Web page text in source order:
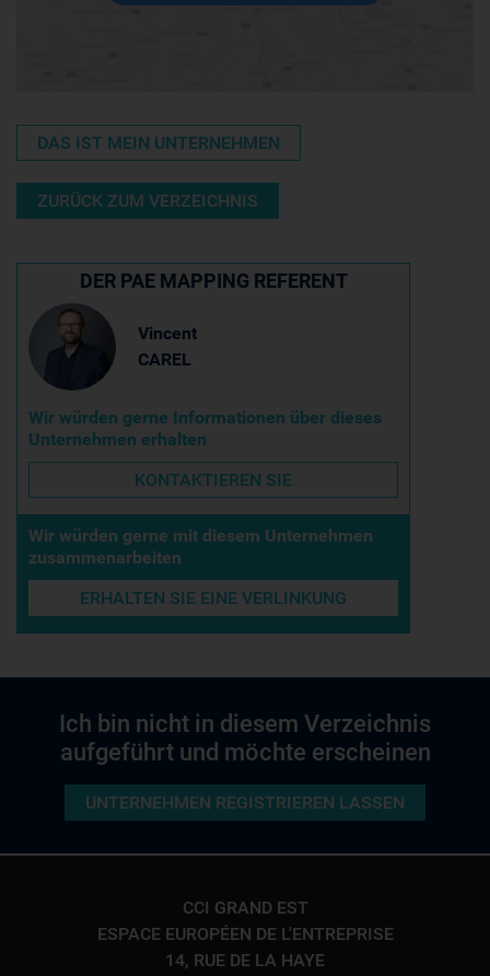
DAS IST MEIN UNTERNEHMEN
ZURÜCK ZUM VERZEICHNIS
DER PAE MAPPING REFERENT
Vincent
CAREL
Wir würden gerne Informationen über dieses
Unternehmen erhalten
KONTAKTIEREN SIE
Wir würden gerne mit diesem Unternehmen
zusammenarbeiten
ERHALTEN SIE EINE VERLINKUNG
Ich bin nicht in diesem Verzeichnis
aufgeführt und möchte erscheinen
UNTERNEHMEN REGISTRIEREN LASSEN
CCI GRAND EST
ESPACE EUROPÉEN DE L'ENTREPRISE
14, RUE DE LA HAYE